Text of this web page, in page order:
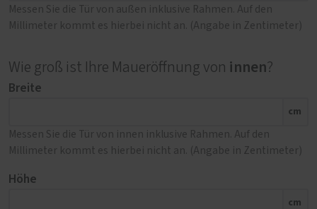
Messen Sie die Tür von außen inklusive Rahmen. Auf den
Millimeter kommt es hierbei nicht an. (Angabe in Zentimeter)
Wie groß ist Ihre Maueröffnung von innen?
Breite
cm
Messen Sie die Tür von innen inklusive Rahmen. Auf den
Millimeter kommt es hierbei nicht an. (Angabe in Zentimeter)
Höhe
cm